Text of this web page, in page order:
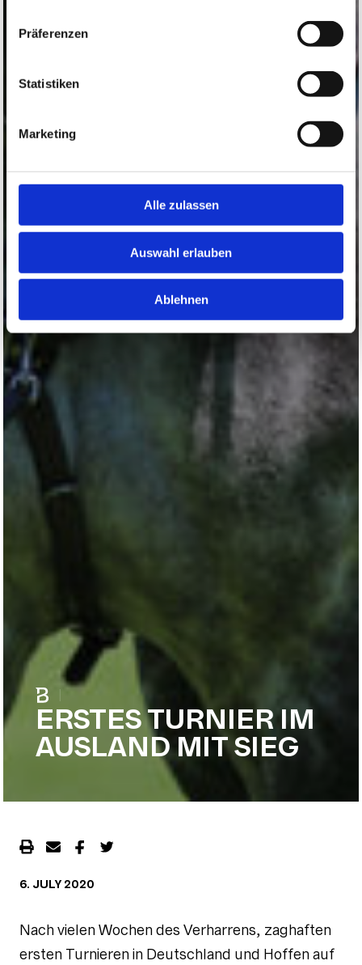
Präferenzen
Statistiken
Marketing
Alle zulassen
Auswahl erlauben
Ablehnen
|
ERSTES TURNIER IM
AUSLAND MIT SIEG
6. JULY 2020
Nach vielen Wochen des Verharrens, zaghaften
ersten Turnieren in Deutschland und Hoffen auf